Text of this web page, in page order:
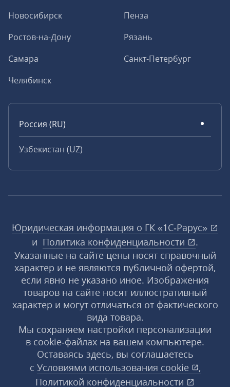
Новосибирск
Пенза
Ростов-на-Дону
Рязань
Самара
Санкт-Петербург
Челябинск
Россия (RU)
Узбекистан (UZ)
Юридическая информация о ГК «1С‑Рарус»
и Политика конфиденциальности
.
Указанные на сайте цены носят справочный
характер и не являются публичной офертой,
если явно не указано иное. Изображения
товаров на сайте носят иллюстративный
характер и могут отличаться от фактического
вида товара.
Мы сохраняем настройки персонализации
в cookie‑файлах на вашем компьютере.
Оставаясь здесь, вы соглашаетесь
с Условиями использования cookie
,
Политикой конфиденциальности